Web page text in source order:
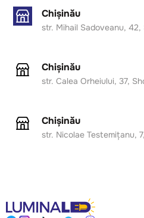
Chișinău
str. Mihail Sadoveanu, 42,
Chișinău
str. Calea Orheiului, 37,
Chișinău
str. Nicolae Testemițanu,